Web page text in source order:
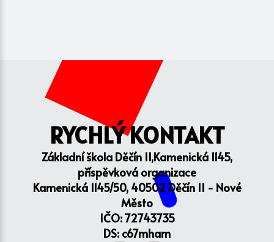
RYCHLÝ KONTAKT
Základní škola Děčín II,Kamenická 1145,
příspěvková organizace
Kamenická 1145/50, 40502 Děčín II - Nové
Město
IČO: 72743735
DS: c67mham